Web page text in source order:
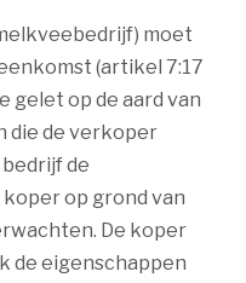
moet
(artikel 7:17
gelet op de aard van
die de verkoper
de
op grond van
De koper
de eigenschappen